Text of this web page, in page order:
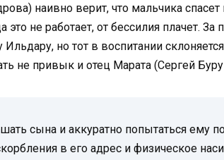
наивно верит, что мальчика
это не работает, от бессилия плачет.
но тот в воспитании
не привык и отец Марата (Сергей
сына и аккуратно попытаться ему
в его адрес и физическое